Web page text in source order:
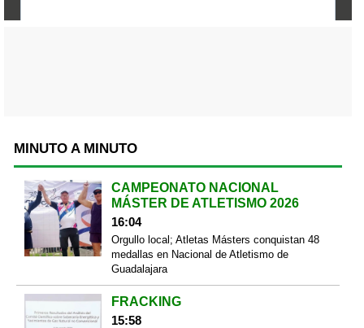
MINUTO A MINUTO
CAMPEONATO NACIONAL
MÁSTER DE ATLETISMO 2026
16:04
Orgullo local; Atletas Másters conquistan 48
medallas en Nacional de Atletismo de
Guadalajara
FRACKING
15:58